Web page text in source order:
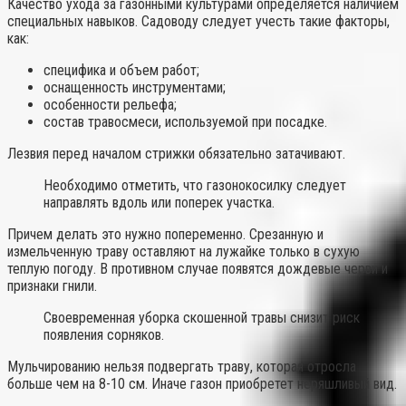
Качество ухода за газонными культурами определяется наличием
специальных навыков. Садоводу следует учесть такие факторы,
как:
специфика и объем работ;
оснащенность инструментами;
особенности рельефа;
состав травосмеси, используемой при посадке.
Лезвия перед началом стрижки обязательно затачивают.
Необходимо отметить, что газонокосилку следует
направлять вдоль или поперек участка.
Причем делать это нужно попеременно. Срезанную и
измельченную траву оставляют на лужайке только в сухую
теплую погоду. В противном случае появятся дождевые черви и
признаки гнили.
Своевременная уборка скошенной травы снизит риск
появления сорняков.
Мульчированию нельзя подвергать траву, которая отросла
больше чем на 8-10 см. Иначе газон приобретет неряшливый вид.